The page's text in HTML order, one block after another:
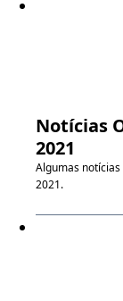
Notícias
2021
Algumas
2021.